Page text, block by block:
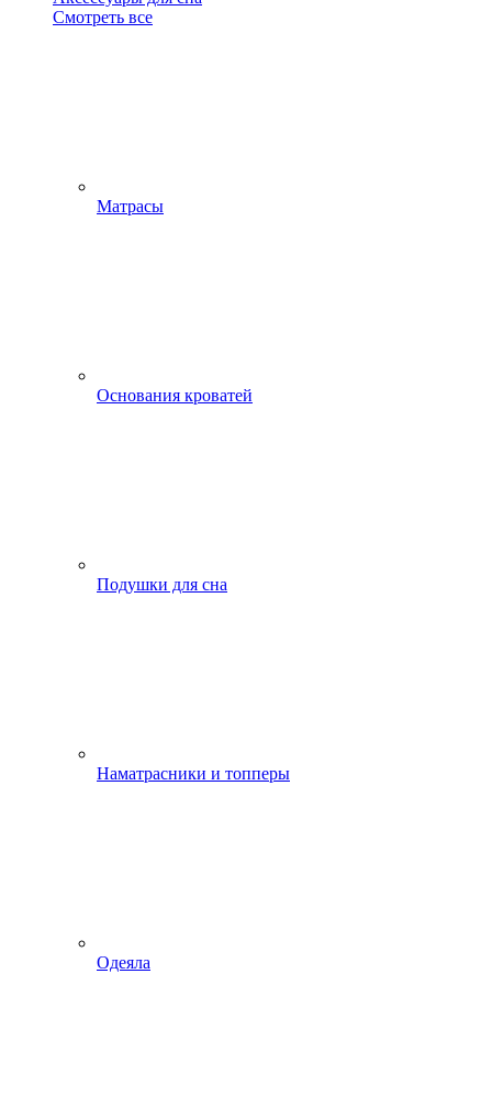
Смотреть все
Матрасы
Основания кроватей
Подушки для сна
Наматрасники и топперы
Одеяла